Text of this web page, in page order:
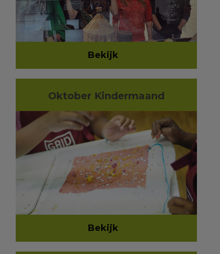
Bekijk
Oktober Kindermaand
Bekijk